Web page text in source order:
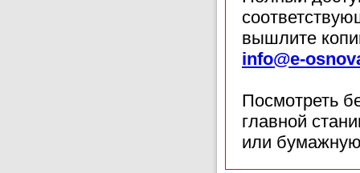
вышлите
info@e-
Посмотреть
главной
или